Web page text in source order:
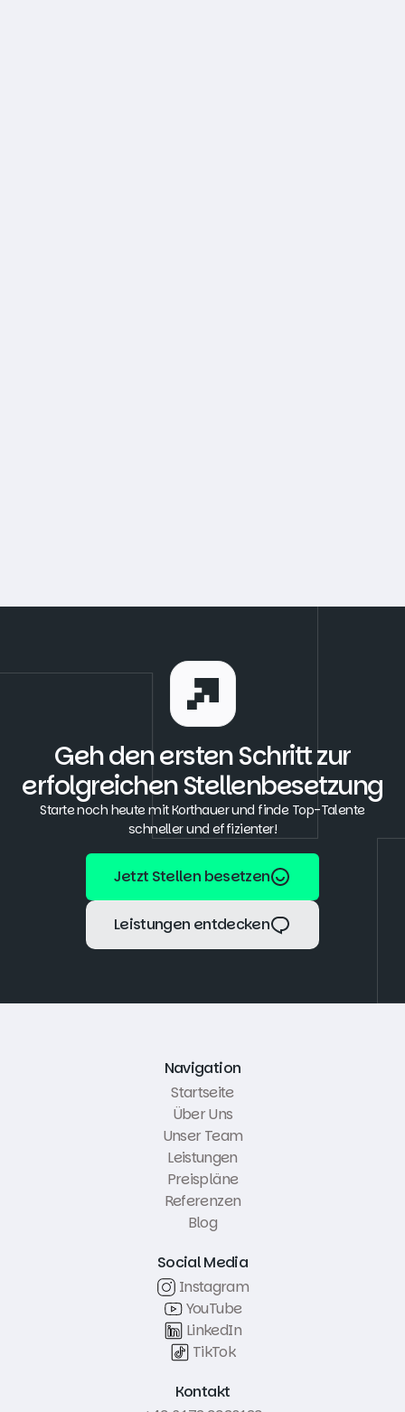
Geh den ersten Schritt zur
erfolgreichen Stellenbesetzung
Starte noch heute mit Korthauer und finde Top-Talente
schneller und effizienter!
Jetzt Stellen besetzen
Jetzt Stellen besetzen
Leistungen entdecken
Leistungen entdecken
Navigation
Startseite
Über Uns
Unser Team
Leistungen
Preispläne
Referenzen
Blog
Social Media
Instagram
YouTube
LinkedIn
TikTok
Kontakt